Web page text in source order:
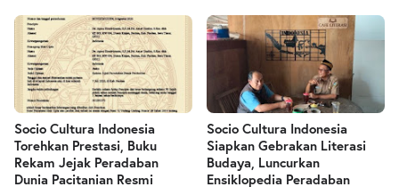
Socio Cultura Indonesia
Torehkan Prestasi, Buku
Rekam Jejak Peradaban
Dunia Pacitanian Resmi
Socio Cultura Indonesia
Siapkan Gebrakan Literasi
Budaya, Luncurkan
Ensiklopedia Peradaban